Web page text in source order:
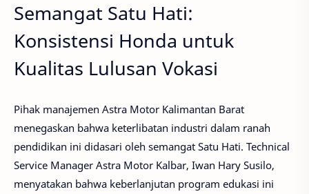
Semangat Satu Hati:
Konsistensi Honda untuk
Kualitas Lulusan Vokasi
Pihak manajemen Astra Motor Kalimantan Barat
menegaskan bahwa keterlibatan industri dalam ranah
pendidikan ini didasari oleh semangat Satu Hati. Technical
Service Manager Astra Motor Kalbar, Iwan Hary Susilo,
menyatakan bahwa keberlanjutan program edukasi ini